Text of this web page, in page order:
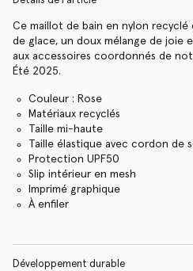
Ce maillot de bain en nylon
de glace, un doux mélange de joie
aux accessoires coordonnés de
Été 2025.
Couleur : Rose
Matériaux recyclés
Taille mi-haute
Taille élastique avec cordon de
Protection UPF50
Slip intérieur en mesh
Imprimé graphique
À enfiler
Développement durable